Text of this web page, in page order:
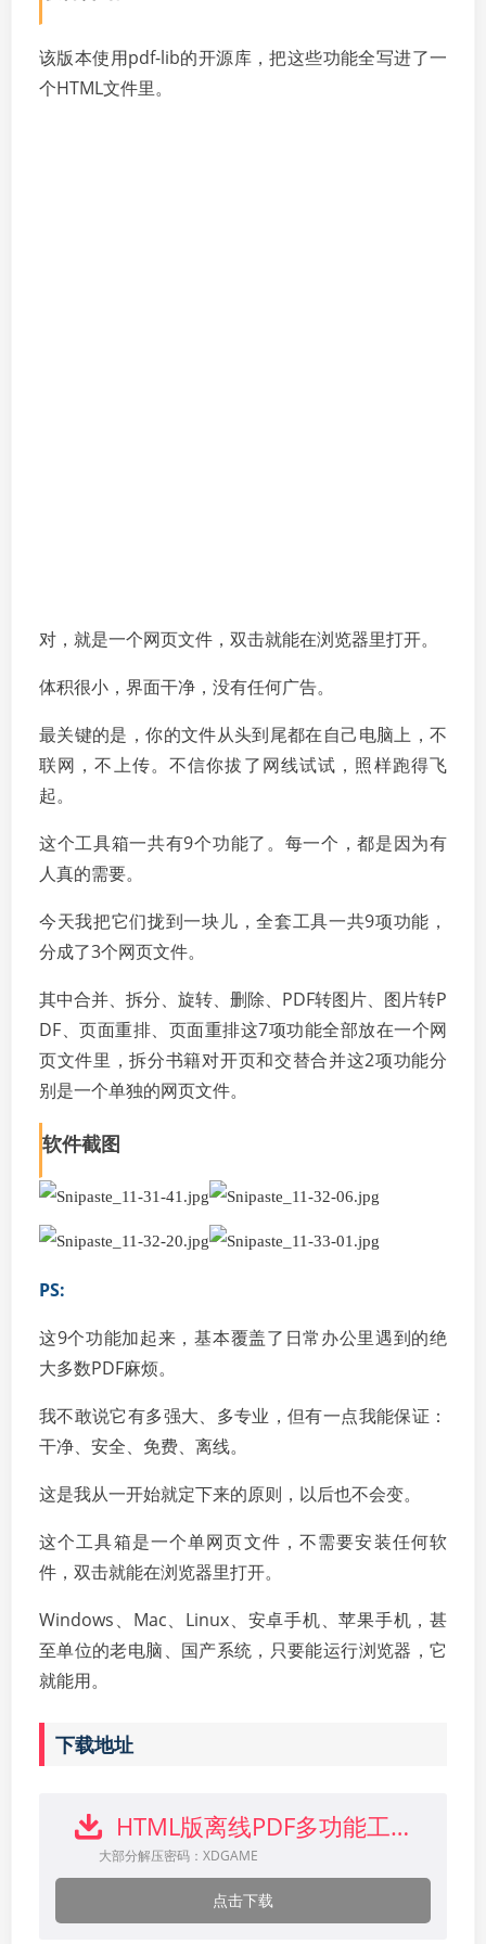
该版本使用pdf-lib的开源库，把这些功能全写进了一
个HTML文件里。
对，就是一个网页文件，双击就能在浏览器里打开。
体积很小，界面干净，没有任何广告。
最关键的是，你的文件从头到尾都在自己电脑上，不
联网，不上传。不信你拔了网线试试，照样跑得飞
起。
这个工具箱一共有9个功能了。每一个，都是因为有
人真的需要。
今天我把它们拢到一块儿，全套工具一共9项功能，
分成了3个网页文件。
其中合并、拆分、旋转、删除、PDF转图片、图片转P
DF、页面重排、页面重排这7项功能全部放在一个网
页文件里，拆分书籍对开页和交替合并这2项功能分
别是一个单独的网页文件。
软件截图
PS:
这9个功能加起来，基本覆盖了日常办公里遇到的绝
大多数PDF麻烦。
我不敢说它有多强大、多专业，但有一点我能保证：
干净、安全、免费、离线。
这是我从一开始就定下来的原则，以后也不会变。
这个工具箱是一个单网页文件，不需要安装任何软
件，双击就能在浏览器里打开。
Windows、Mac、Linux、安卓手机、苹果手机，甚
至单位的老电脑、国产系统，只要能运行浏览器，它
就能用。
下载地址
HTML版离线PDF多功能工具箱下载
大部分解压密码：XDGAME
点击下载